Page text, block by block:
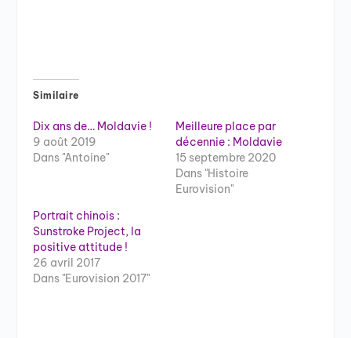
Similaire
Dix ans de… Moldavie !
9 août 2019
Dans "Antoine"
Meilleure place par
décennie : Moldavie
15 septembre 2020
Dans "Histoire
Eurovision"
Portrait chinois :
Sunstroke Project, la
positive attitude !
26 avril 2017
Dans "Eurovision 2017"